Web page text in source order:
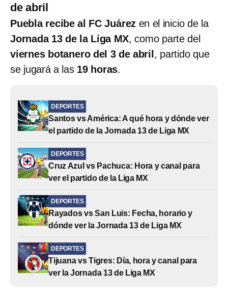
de abril
Puebla recibe al FC Juárez en el inicio de la
Jornada 13 de la Liga MX, como parte del
viernes botanero del 3 de abril , partido que
se jugará a las19 horas.
DEPORTES
Santos vs América: A qué hora y dónde ver
el partido de la Jornada 13 de Liga MX
DEPORTES
Cruz Azul vs Pachuca: Hora y canal para
ver el partido de la Liga MX
DEPORTES
Rayados vs San Luis: Fecha, horario y
dónde ver la Jornada 13 de Liga MX
DEPORTES
Tijuana vs Tigres: Día, hora y canal para
ver la Jornada 13 de Liga MX